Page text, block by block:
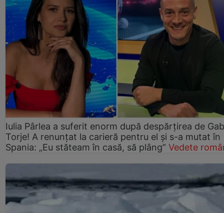
Iulia Pârlea a suferit enorm după despărțirea de
Torje! A renunțat la carieră pentru el și s-a mutat în
Spania: „Eu stăteam în casă, să plâng” Vedete